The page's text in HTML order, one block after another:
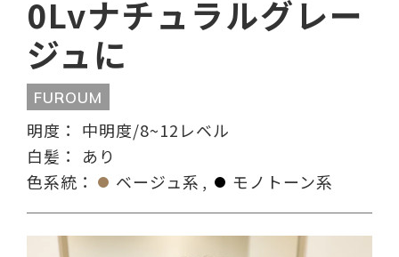
0Lvナチュラルグレー
ジュに
FUROUM
明度： 中明度/8~12レベル
白髪：
あり
色系統：
ベージュ系 モノトーン系